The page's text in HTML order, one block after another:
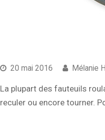
20 mai 2016 Mélanie
La plupart des fauteuils
reculer ou encore tourner.